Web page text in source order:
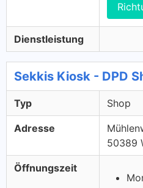
Dienstleistung
Sekkis Kiosk - DPD
Typ Shop
Adresse
50389
Öffnungszeit